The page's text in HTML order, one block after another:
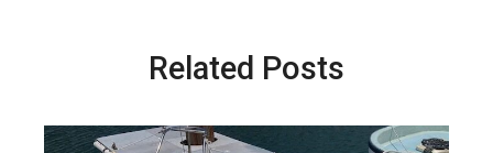
Related Posts